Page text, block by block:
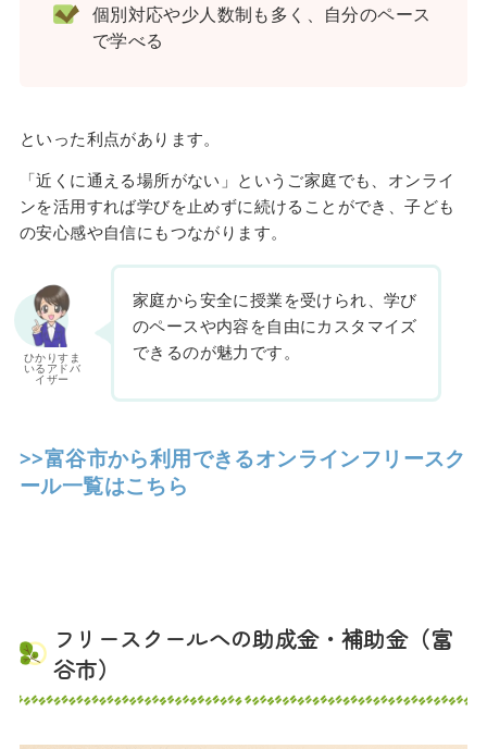
個別対応や少人数制も多く、自分のペース
で学べる
といった利点があります。
「近くに通える場所がない」というご家庭でも、オンライ
ンを活用すれば学びを止めずに続けることができ、子ども
の安心感や自信にもつながります。
ひかりすま
いるアドバ
イザー
家庭から安全に授業を受けられ、学び
のペースや内容を自由にカスタマイズ
できるのが魅力です。
>>富谷市から利用できるオンラインフリースク
ール一覧はこちら
フリースクールへの助成金・補助金（富
谷市）